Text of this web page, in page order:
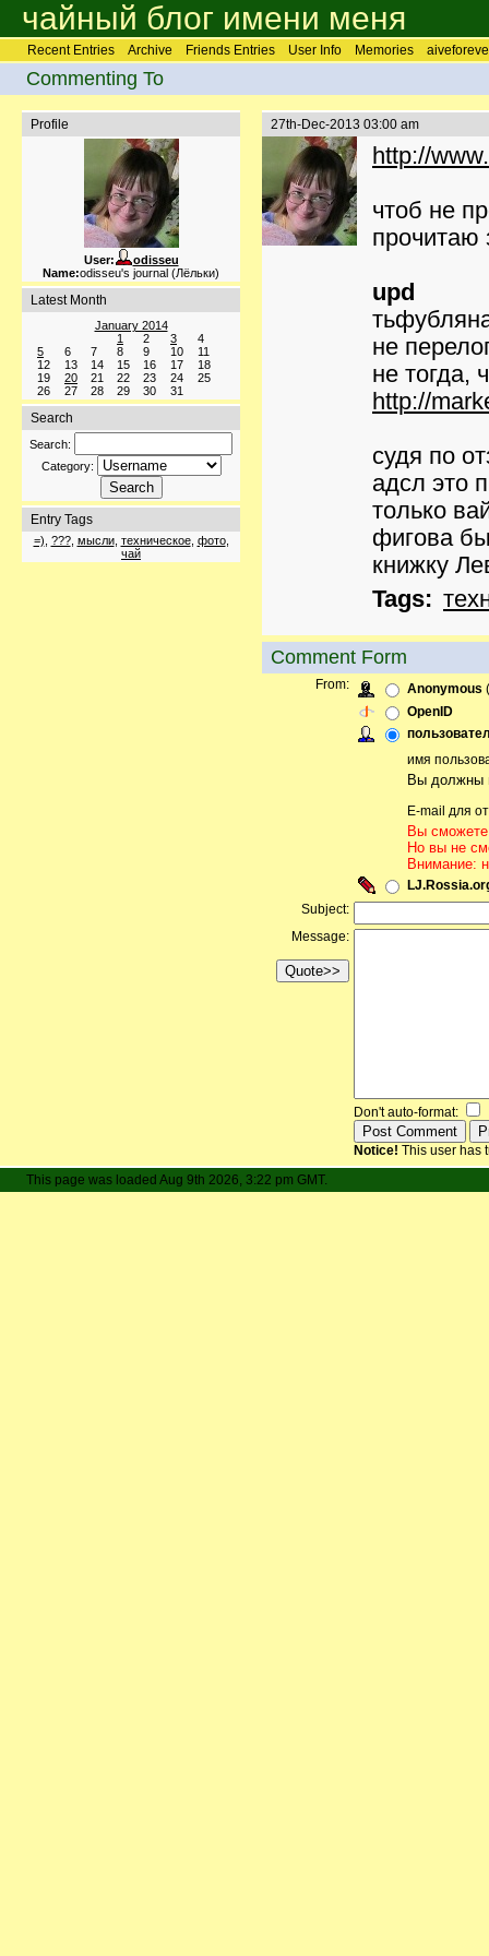
чайный блог имени меня
Recent Entries Archive Friends Entries User Info Memories
Commenting To
Profile
User:
odisseu
Name:odisseu's journal (Лёльки)
Latest Month
January 2014
1
2 3
4
5
6 7 8 9 10
11
12
13 14 15 16 17
18
19
20 21 22 23 24
25
26
27 28 29 30 31
Search
Search:
Category:
Entry Tags
=) ???, мысли, техническое, фото,
чай
27th-Dec-2013 03:00 am
http://
чтоб не
прочитаю
upd
не
не тогда,
http://
судя по
адсл это
только
фигова
книжку
Tags:
Comment Form
From: Anonymous
OpenID
имя
Вы должны
E-mail для
Вы сможете
Но вы не
Внимание:
Subject:
Message:
Don't auto-format:
Notice! This user has
This page was loaded Aug 9th 2026, 3:22 pm GMT.